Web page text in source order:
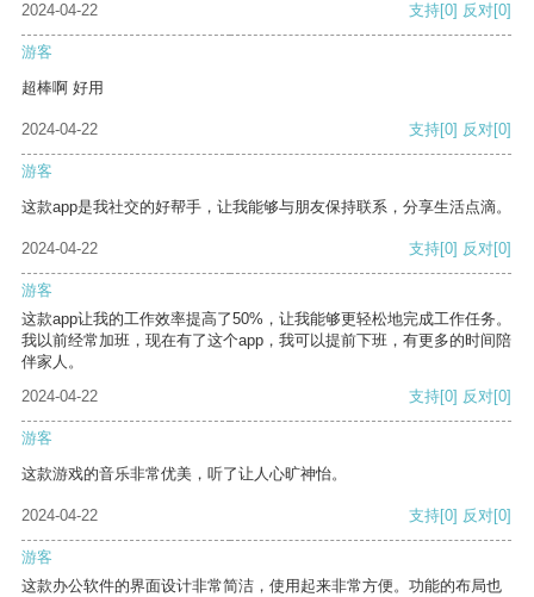
2024-04-22
支持[0] 反对[0]
游客
超棒啊 好用
2024-04-22 支持[0] 反对[0]
游客
这款app是我社交的好帮手，让我能够与朋友保持联系，分享生活点滴。
2024-04-22 支持[0] 反对[0]
游客
这款app让我的工作效率提高了50%，让我能够更轻松地完成工作任务。
我以前经常加班，现在有了这个app，我可以提前下班，有更多的时间陪
伴家人。
2024-04-22
支持[0] 反对[0]
游客
这款游戏的音乐非常优美，听了让人心旷神怡。
2024-04-22 支持[0] 反对[0]
游客
这款办公软件的界面设计非常简洁，使用起来非常方便。功能的布局也